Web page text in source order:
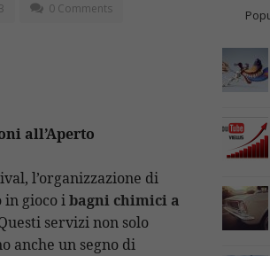
0 Comments
all’Aperto
l’organizzazione di
in gioco ibagni chimici a
servizi non solo
anche un segno di